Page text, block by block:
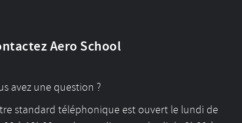
Aero School
avez une question ?
standard téléphonique est ouvert le lundi de